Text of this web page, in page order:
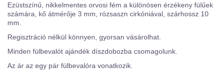
Ezüstszínű, nikkelmentes orvosi fém a különösen érzékeny fülűek
számára, kő átmérője 3 mm, rózsaszn cirkóniával, szárhossz 10
mm.
Regisztráció nélkül könnyen, gyorsan vásárolhat.
Minden fülbevalót ajándék díszdobozba csomagolunk.
Az ár az egy pár fülbevalóra vonatkozik.